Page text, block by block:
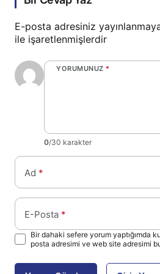
E-posta adresiniz
ile işaretlenmişlerdir
YORUMUNUZ *
0/30 karakter
Ad *
E-Posta *
Bir dahaki sefere yorum yaptığımda
posta adresimi ve web site adresimi